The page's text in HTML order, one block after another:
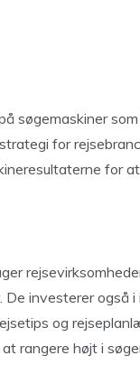
søgemaskiner
for
for
investerer også
og
rangere højt i